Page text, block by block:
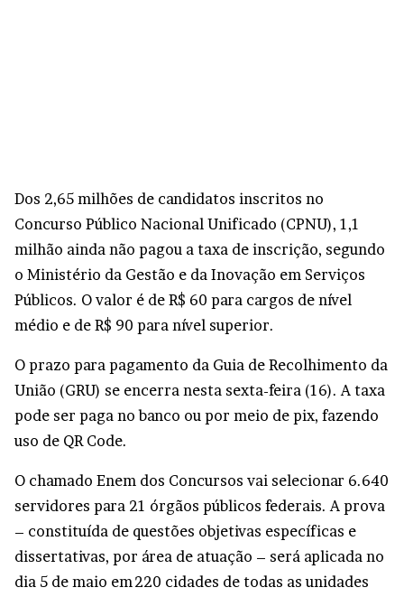
Dos 2,65 milhões de candidatos inscritos no
Concurso Público Nacional Unificado (CPNU), 1,1
milhão ainda não pagou a taxa de inscrição, segundo
o Ministério da Gestão e da Inovação em Serviços
Públicos. O valor é de R$ 60 para cargos de nível
médio e de R$ 90 para nível superior.
O prazo para pagamento da Guia de Recolhimento da
União (GRU) se encerra nesta sexta-feira (16). A taxa
pode ser paga no banco ou por meio de pix, fazendo
uso de QR Code.
O chamado Enem dos Concursos vai selecionar 6.640
servidores para 21 órgãos públicos federais. A prova
– constituída de questões objetivas específicas e
dissertativas, por área de atuação – será aplicada no
dia 5 de maio em 220 cidades de todas as unidades